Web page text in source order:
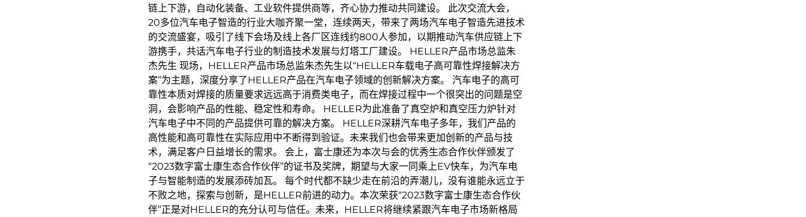
链上下游，自动化装备、工业软件提供商等，齐心协力推动共同建设。 此次交流大会，
20多位汽车电子智造的行业大咖齐聚一堂，连续两天，带来了两场汽车电子智造先进技术
的交流盛宴，吸引了线下会场及线上各厂区连线约800人参加，以期推动汽车供应链上下
游携手，共话汽车电子行业的制造技术发展与灯塔工厂建设。 HELLER产品市场总监朱
杰先生 现场，HELLER产品市场总监朱杰先生以“HELLER车载电子高可靠性焊接解决方
案”为主题，深度分享了HELLER产品在汽车电子领域的创新解决方案。 汽车电子的高可
靠性本质对焊接的质量要求远远高于消费类电子，而在焊接过程中一个很突出的问题是空
洞，会影响产品的性能、稳定性和寿命。 HELLER为此准备了真空炉和真空压力炉针对
汽车电子中不同的产品提供可靠的解决方案。 HELLER深耕汽车电子多年，我们产品的
高性能和高可靠性在实际应用中不断得到验证。未来我们也会带来更加创新的产品与技
术，满足客户日益增长的需求。 会上，富士康还为本次与会的优秀生态合作伙伴颁发了
“2023数字富士康生态合作伙伴”的证书及奖牌，期望与大家一同乘上EV快车，为汽车电
子与智能制造的发展添砖加瓦。 每个时代都不缺少走在前沿的弄潮儿，没有谁能永远立于
不败之地，探索与创新，是HELLER前进的动力。本次荣获“2023数字富士康生态合作伙
伴”正是对HELLER的充分认可与信任。未来，HELLER将继续紧跟汽车电子市场新格局